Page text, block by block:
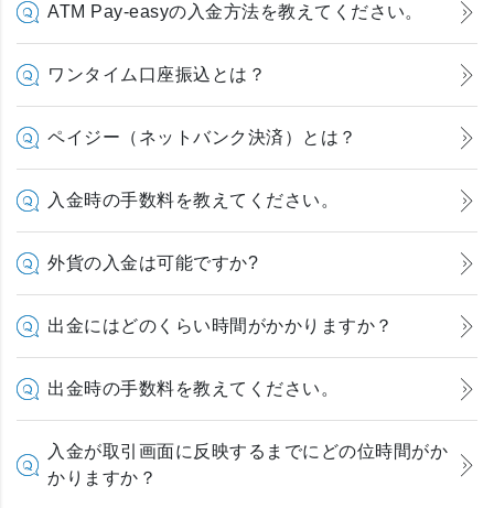
ATM Pay-easyの入金方法を教えてください。
ワンタイム口座振込とは？
ペイジー（ネットバンク決済）とは？
入金時の手数料を教えてください。
外貨の入金は可能ですか?
出金にはどのくらい時間がかかりますか？
出金時の手数料を教えてください。
入金が取引画面に反映するまでにどの位時間がか
かりますか？